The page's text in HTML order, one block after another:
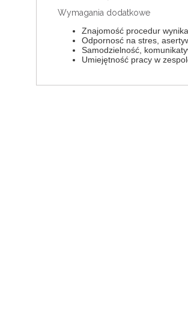
Wymagania dodatkowe
Znajomość procedur
Odpornosć na stres,
Samodzielność,
Umiejętność pracy w